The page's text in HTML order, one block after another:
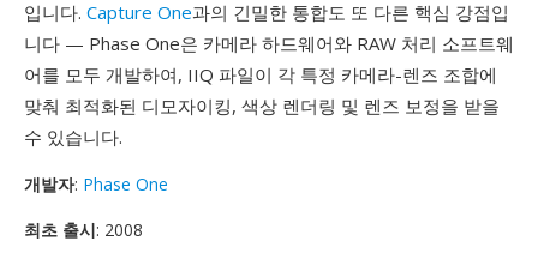
입니다. Capture One과의 긴밀한 통합도 또 다른 핵심 강점입
니다 — Phase One은 카메라 하드웨어와 RAW 처리 소프트웨
어를 모두 개발하여, IIQ 파일이 각 특정 카메라-렌즈 조합에
맞춰 최적화된 디모자이킹, 색상 렌더링 및 렌즈 보정을 받을
수 있습니다.
개발자: Phase One
최초 출시: 2008